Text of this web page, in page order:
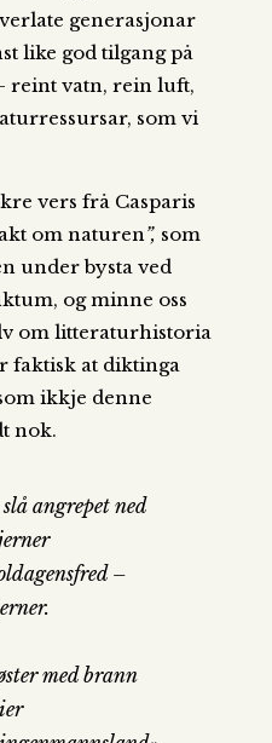
generasjonar
like god tilgang på
reint vatn, rein luft,
som vi
vers frå Casparis
om naturen ”, som
under bysta ved
og minne oss
om litteraturhistoria
faktisk at diktinga
ikkje denne
nok.
angrepet ned
–
med brann